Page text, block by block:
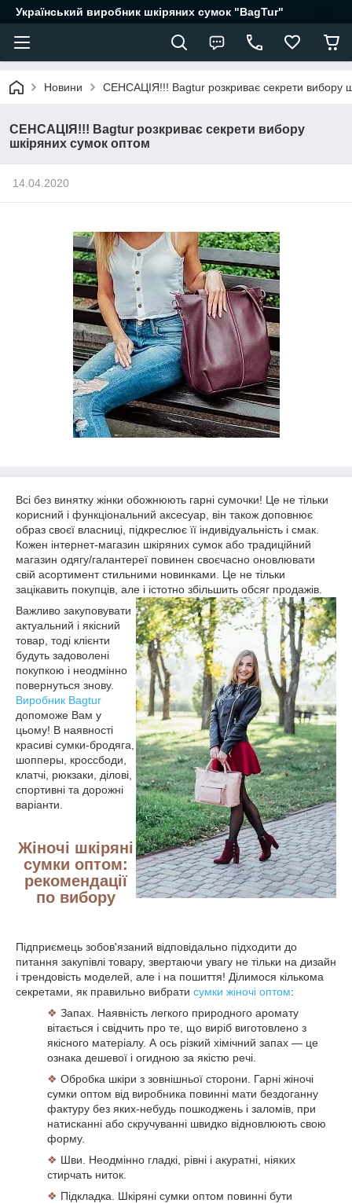
Український виробник шкіряних сумок "BagTur"
Новини СЕНСАЦІЯ!!! Bagtur розкриває секрети вибору
СЕНСАЦІЯ!!! Bagtur розкриває секрети вибору
шкіряних сумок оптом
14.04.2020
Всі без винятку жінки обожнюють гарні сумочки! Це не тільки
корисний і функціональний аксесуар, він також доповнює
образ своєї власниці, підкреслює її індивідуальність і смак.
Кожен інтернет-магазин шкіряних сумок або традиційний
магазин одягу/галантереї повинен своєчасно оновлювати
свій асортимент стильними новинками. Це не тільки
зацікавить покупців, але і істотно збільшить обсяг продажів.
Важливо закуповувати
актуальний і якісний
товар, тоді клієнти
будуть задоволені
покупкою і неодмінно
повернуться знову.
Виробник Bagtur
допоможе Вам у
цьому! В наявності
красиві сумки-бродяга,
шопперы, кроссбоди,
клатчі, рюкзаки, ділові,
спортивні та дорожні
варіанти.
Жіночі шкіряні
сумки оптом:
рекомендації
по вибору
Підприємець зобов'язаний відповідально підходити до
питання закупівлі товару, звертаючи увагу не тільки на дизайн
і трендовість моделей, але і на пошиття! Ділимося кількома
секретами, як правильно вибрати сумки жіночі оптом:
❖ Запах. Наявність легкого природного аромату
вітається і свідчить про те, що виріб виготовлено з
якісного матеріалу. А ось різкий хімічний запах — це
ознака дешевої і огидною за якістю речі.
❖ Обробка шкіри з зовнішньої сторони. Гарні жіночі
сумки оптом від виробника повинні мати бездоганну
фактуру без яких-небудь пошкоджень і заломів, при
натисканні або скручуванні швидко відновлюють свою
форму.
❖ Шви. Неодмінно гладкі, рівні і акуратні, ніяких
стирчать ниток.
❖ Підкладка. Шкіряні сумки оптом повинні бути